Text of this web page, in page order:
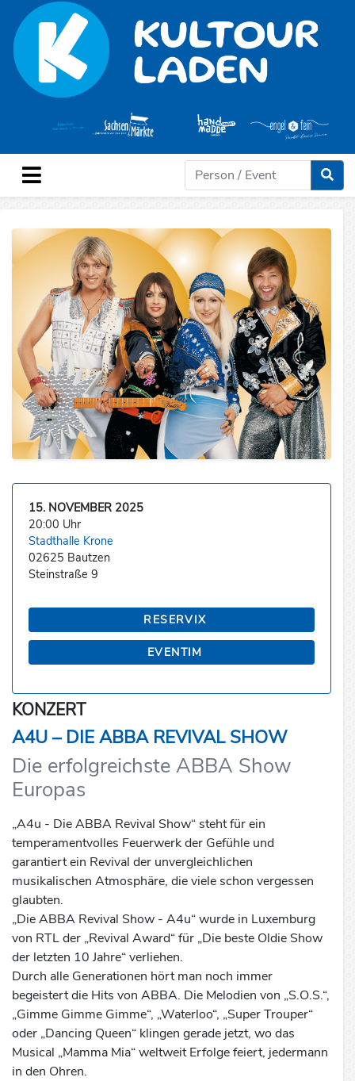
15. NOVEMBER 2025
20:00 Uhr
Stadthalle Krone
02625 Bautzen
Steinstraße 9
RESERVIX
EVENTIM
KONZERT
A4U – DIE ABBA REVIVAL SHOW
Die erfolgreichste ABBA Show
Europas
„A4u - Die ABBA Revival Show“ steht für ein
temperamentvolles Feuerwerk der Gefühle und
garantiert ein Revival der unvergleichlichen
musikalischen Atmosphäre, die viele schon vergessen
glaubten.
„Die ABBA Revival Show - A4u“ wurde in Luxemburg
von RTL der „Revival Award“ für „Die beste Oldie Show
der letzten 10 Jahre“ verliehen.
Durch alle Generationen hört man noch immer
begeistert die Hits von ABBA. Die Melodien von „S.O.S.“,
„Gimme Gimme Gimme“, „Waterloo“, „Super Trouper“
oder „Dancing Queen“ klingen gerade jetzt, wo das
Musical „Mamma Mia“ weltweit Erfolge feiert, jedermann
in den Ohren.